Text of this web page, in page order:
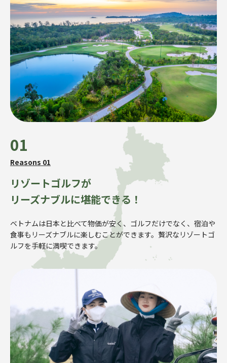
01
Reasons 01
リゾートゴルフが
リーズナブルに堪能できる！
ベトナムは日本と比べて物価が安く、ゴルフだけでなく、宿泊や
食事もリーズナブルに楽しむことができます。贅沢なリゾートゴ
ルフを手軽に満喫できます。